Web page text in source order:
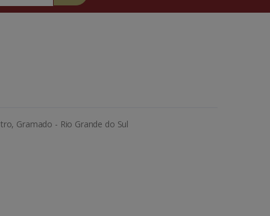
Gramado - Rio Grande do Sul